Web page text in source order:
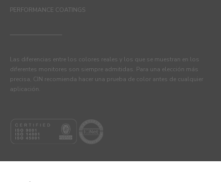
PERFORMANCE COATINGS
Las diferencias entre los colores reales y los que se muestran en los
diferentes monitores son siempre admitidas. Para una elección más
precisa, CIN recomienda hacer una prueba de color antes de cualquier
aplicación.